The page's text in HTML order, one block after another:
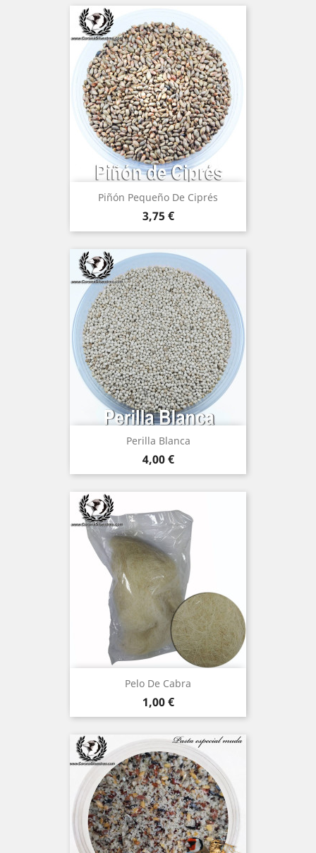
Piñón Pequeño De Ciprés
Precio
3,75 €
Perilla Blanca
Precio
4,00 €
(2)
Pelo De Cabra
Precio
1,00 €